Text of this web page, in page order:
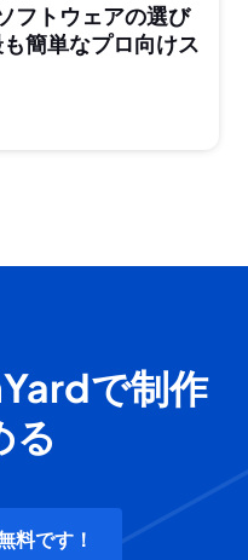
フトウェアの選び
簡単なプロ向けス
で制作
る
料です！